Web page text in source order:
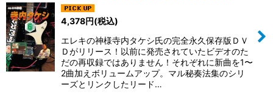
4,378円(税込)
エレキの神様寺内タケシ氏の完全永久保存版ＤＶ
Ｄがリリース！以前に発売されていたビデオのた
だの再収録ではありません！それぞれに新曲を1〜
2曲加えボリュームアップ。マル秘奏法集のシリ
ーズとリンクしたリード…